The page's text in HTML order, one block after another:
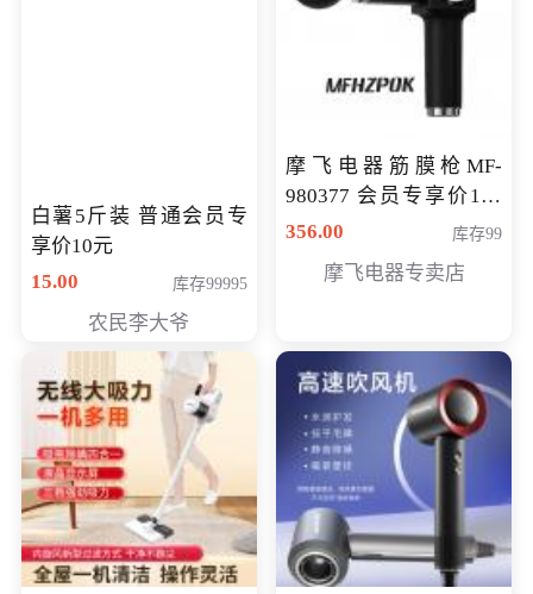
白薯5斤装 普通会员专
享价10元
15.00
库存99995
农民李大爷
摩飞电器筋膜枪MF-
980377 会员专享价199
元
356.00 库存99
摩飞电器专卖店